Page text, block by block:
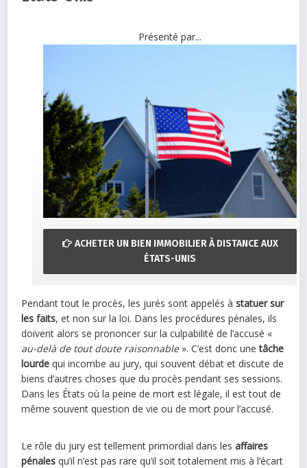
Présenté par...
ACHETER UN BIEN IMMOBILIER À DISTANCE AUX
ÉTATS-UNIS
Pendant tout le procès, les jurés sont appelés àstatuer sur
les faits, et non sur la loi. Dans les procédures pénales, ils
doivent alors se prononcer sur la culpabilité de l’accusé «
au-delà de tout doute raisonnable». C’est donc unetâche
lourde qui incombe au jury, qui souvent débat et discute de
biens d’autres choses que du procès pendant ses sessions.
Dans les États où la peine de mort est légale, il est tout de
même souvent question de vie ou de mort pour l’accusé.
Le rôle du jury est tellement primordial dans lesaffaires
pénales qu’il n’est pas rare qu’il soit totalement mis à l’écart